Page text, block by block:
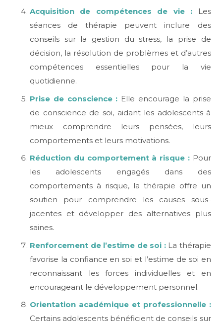
Acquisition de compétences de vie : Les
séances de thérapie peuvent inclure des
conseils sur la gestion du stress, la prise de
décision, la résolution de problèmes et d’autres
compétences essentielles pour la vie
quotidienne.
Prise de conscience : Elle encourage la prise
de conscience de soi, aidant les adolescents à
mieux comprendre leurs pensées, leurs
comportements et leurs motivations.
Réduction du comportement à risque :Pour
les adolescents engagés dans des
comportements à risque, la thérapie offre un
soutien pour comprendre les causes sous-
jacentes et développer des alternatives plus
saines.
Renforcement de l’estime de soi :La thérapie
favorise la confiance en soi et l’estime de soi en
reconnaissant les forces individuelles et en
encourageant le développement personnel.
Orientation académique et professionnelle :
Certains adolescents bénéficient de conseils sur